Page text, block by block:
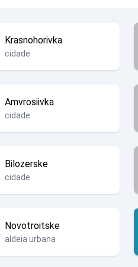
Krasnohorivka
cidade
Amvrosiivka
cidade
Bilozerske
cidade
Novotroitske
aldeia urbana